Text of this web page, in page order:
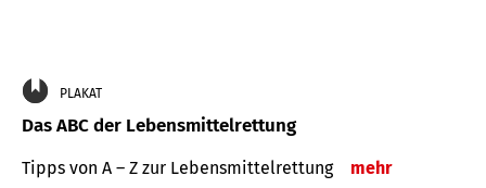
PLAKAT
Das ABC der Lebensmittelrettung
Tipps von A – Z zur Lebensmittelrettung mehr